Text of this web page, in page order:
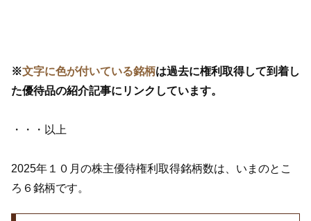
※文字に色が付いている銘柄は過去に権利取得して到着し
た優待品の紹介記事にリンクしています。
・・・以上
2025年１０月の株主優待権利取得銘柄数は、いまのとこ
ろ６銘柄です。